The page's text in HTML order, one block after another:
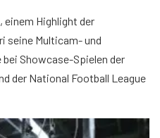
einem Highlight der
seine Multicam- und
Showcase-Spielen der
der National Football League